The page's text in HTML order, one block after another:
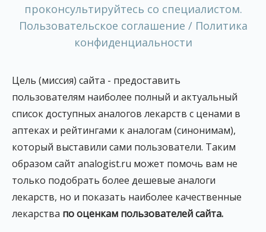
проконсультируйтесь со специалистом.
Пользовательское соглашение / Политика
конфиденциальности
Цель (миссия) сайта - предоставить
пользователям наиболее полный и актуальный
список доступных аналогов лекарств с ценами в
аптеках и рейтингами к аналогам (синонимам),
который выставили сами пользователи. Таким
образом сайт analogist.ru может помочь вам не
только подобрать более дешевые аналоги
лекарств, но и показать наиболее качественные
лекарства по оценкам пользователей сайта.